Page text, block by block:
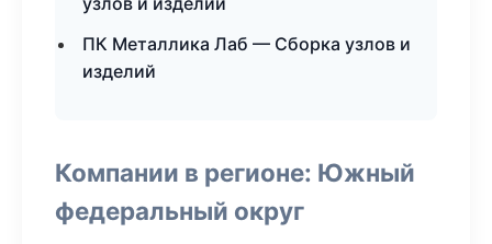
ПК Металлика Лаб — Сборка узлов и
изделий
Компании в регионе: Южный
федеральный округ